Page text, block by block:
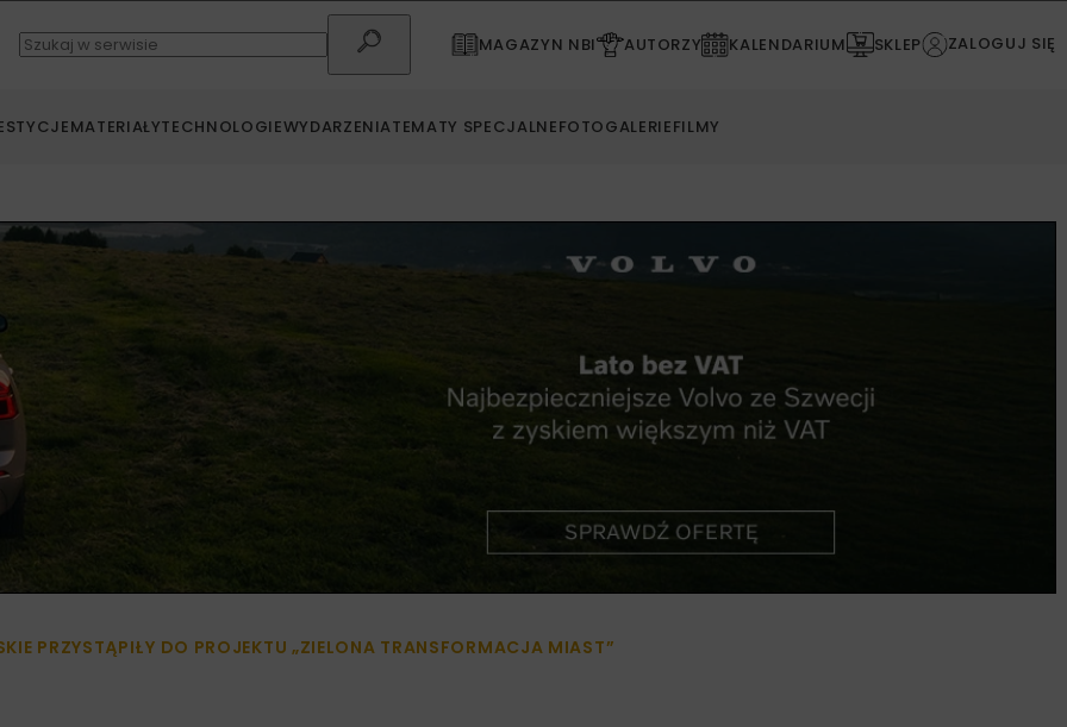
MAGAZYN NBI AUTORZY KALENDARIUM SKLEP ZALOGUJ SIĘ
MATERIAŁYTECHNOLOGIEWYDARZENIATEMATY SPECJALNEFOTOGALERIEFILMY
PRZYSTĄPIŁY DO PROJEKTU „ZIELONA TRANSFORMACJA MIAST”